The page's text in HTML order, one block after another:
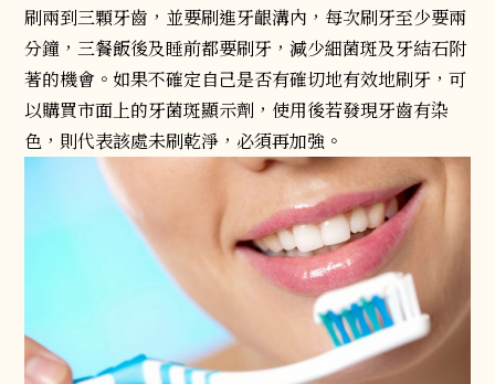
刷兩到三顆牙齒，並要刷進牙齦溝內，每次刷牙至少要兩
分鐘，三餐飯後及睡前都要刷牙，減少細菌斑及牙結石附
著的機會。如果不確定自己是否有確切地有效地刷牙，可
以購買市面上的牙菌斑顯示劑，使用後若發現牙齒有染
色，則代表該處未刷乾淨，必須再加強。